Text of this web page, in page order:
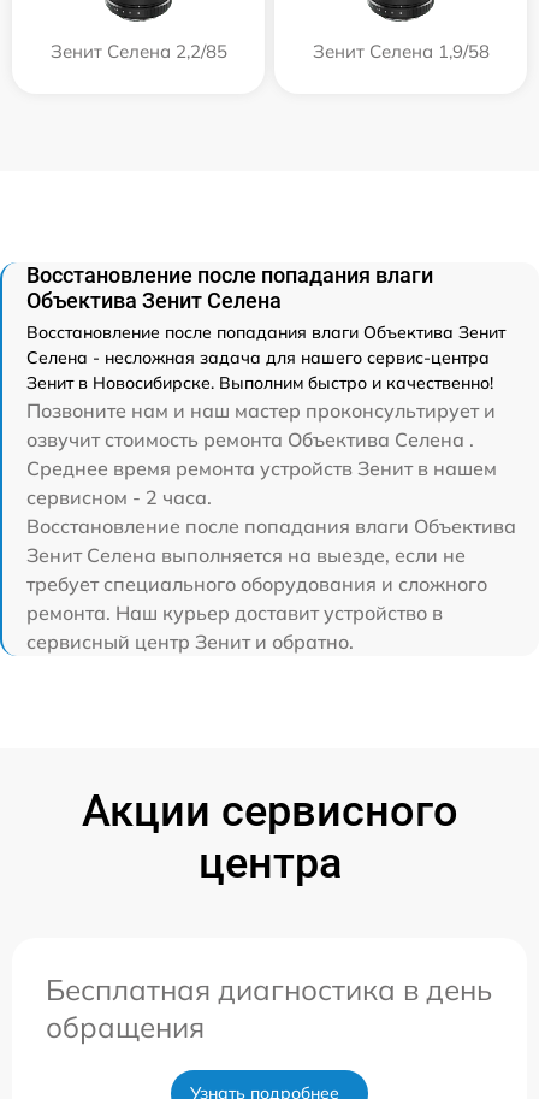
Зенит Селена 2,2/85 Зенит Селена 1,9/58
Восстановление после попадания влаги
Объектива Зенит Селена
Восстановление после попадания влаги Объектива Зенит
Селена - несложная задача для нашего сервис-центра
Зенит в Новосибирске. Выполним быстро и качественно!
Позвоните нам и наш мастер проконсультирует и
озвучит стоимость ремонта Объектива Селена .
Среднее время ремонта устройств Зенит в нашем
сервисном - 2 часа.
Восстановление после попадания влаги Объектива
Зенит Селена выполняется на выезде, если не
требует специального оборудования и сложного
ремонта. Наш курьер доставит устройство в
сервисный центр Зенит и обратно.
Акции сервисного
центра
Бесплатная диагностика в день
обращения
Узнать подробнее